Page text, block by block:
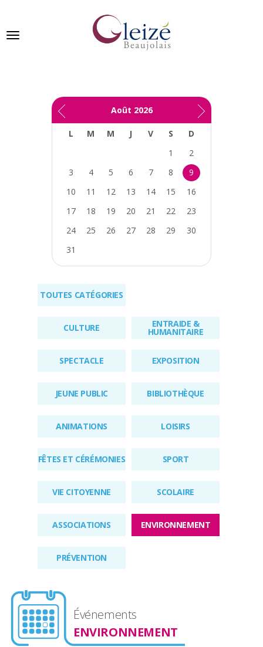
Ville de Gleizé en beaujolais
PUBLICATIONS
Août 2026
L M M J V S
D
1
2
3
4 5 6 7 8
9
10
11 12 13 14 15
16
17
18 19 20 21 22
23
24
25 26 27 28 29
30
31
TOUTES CATÉGORIES
CULTURE ENTRAIDE &
HUMANITAIRE
SPECTACLE EXPOSITION
JEUNE PUBLIC BIBLIOTHÈQUE
ANIMATIONS LOISIRS
FÊTES ET CÉRÉMONIES SPORT
VIE CITOYENNE SCOLAIRE
ASSOCIATIONS ENVIRONNEMENT
PRÉVENTION
Événements
ENVIRONNEMENT